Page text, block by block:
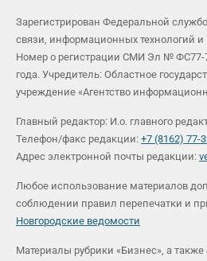
Зарегистрирован Федеральной
связи, информационных технологий
Номер о регистрации СМИ Эл № ФС77-
года. Учредитель: Областное
учреждение «Агентство
Главный редактор: И.о. главного
Телефон/факс редакции: +7 (8162) 77-
Адрес электронной почты редакции:
Любое использование материалов
соблюдении правил перепечатки и
Новгородские ведомости
Материалы рубрики «Бизнес», а